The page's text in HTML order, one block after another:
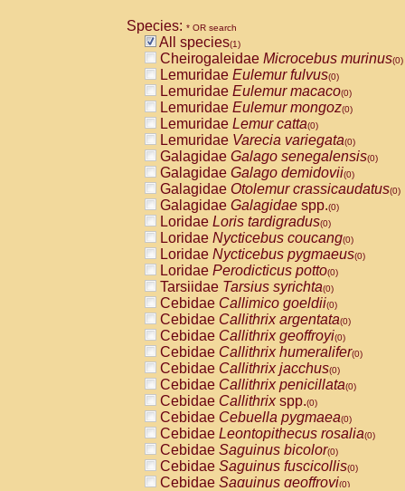
Species: * OR search
All species(1)
Cheirogaleidae Microcebus murinus(0)
Lemuridae Eulemur fulvus(0)
Lemuridae Eulemur macaco(0)
Lemuridae Eulemur mongoz(0)
Lemuridae Lemur catta(0)
Lemuridae Varecia variegata(0)
Galagidae Galago senegalensis(0)
Galagidae Galago demidovii(0)
Galagidae Otolemur crassicaudatus(0)
Galagidae Galagidae spp.(0)
Loridae Loris tardigradus(0)
Loridae Nycticebus coucang(0)
Loridae Nycticebus pygmaeus(0)
Loridae Perodicticus potto(0)
Tarsiidae Tarsius syrichta(0)
Cebidae Callimico goeldii(0)
Cebidae Callithrix argentata(0)
Cebidae Callithrix geoffroyi(0)
Cebidae Callithrix humeralifer(0)
Cebidae Callithrix jacchus(0)
Cebidae Callithrix penicillata(0)
Cebidae Callithrixspp.(0)
Cebidae Cebuella pygmaea(0)
Cebidae Leontopithecus rosalia(0)
Cebidae Saguinus bicolor(0)
Cebidae Saguinus fuscicollis(0)
Cebidae Saguinus geoffroyi(0)